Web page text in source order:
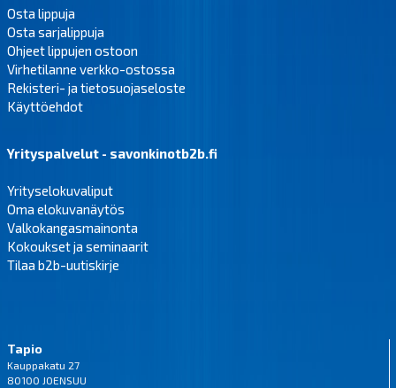
Osta lippuja
Osta sarjalippuja
Ohjeet lippujen ostoon
Virhetilanne verkko-ostossa
Rekisteri- ja tietosuojaseloste
Käyttöehdot
Yrityspalvelut - savonkinotb2b.fi
Yrityselokuvaliput
Oma elokuvanäytös
Valkokangasmainonta
Kokoukset ja seminaarit
Tilaa b2b-uutiskirje
Tapio
Kauppakatu 27
80100 JOENSUU